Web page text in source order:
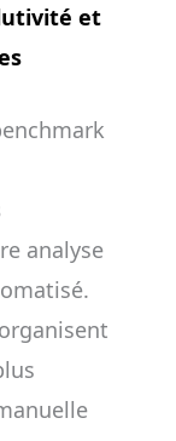
et
analyse